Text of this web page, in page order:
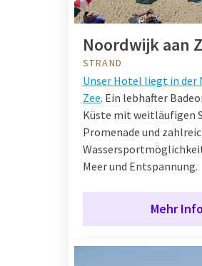
Noordwijk aan
STRAND
Unser Hotel liegt in der
Zee. Ein lebhafter
Küste mit weitläufigen
Promenade und
Meer und Entspannung.
Mehr